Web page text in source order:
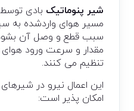
شیر پنوماتیک بادی توسط
مسیر هوای واردشده به
سبب قطع و وصل آن
مقدار و سرعت ورود
تنظیم می کنند.
این اعمال نیرو در
امکان پذیر است: